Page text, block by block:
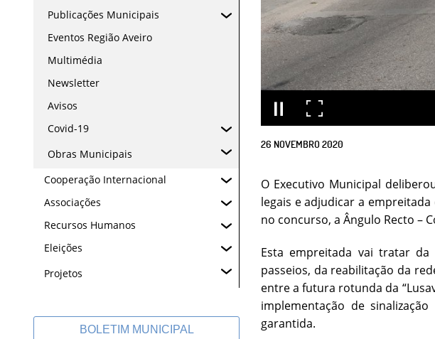
Publicações Municipais
Eventos Região Aveiro
Multimédia
Newsletter
Avisos
Covid-19
Obras Municipais
Cooperação Internacional
Associações
Recursos Humanos
Eleições
Projetos
BOLETIM MUNICIPAL
26 NOVEMBRO2020
O Executivo Municipal
legais e adjudicar a empreitada
no concurso, a Ângulo Recto –
Esta empreitada vai tratar
passeios, da reabilitação da
entre a futura rotunda da
implementação de
garantida.